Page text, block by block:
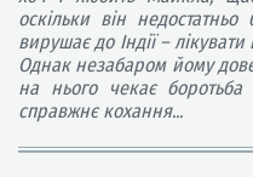
оскільки він
вирушає до Індії –
Однак незабаром йому
на нього чекає
справжнє кохання...